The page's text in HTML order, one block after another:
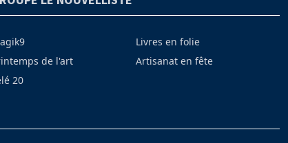
de l'art
20
Livres en folie
Artisanat en fête